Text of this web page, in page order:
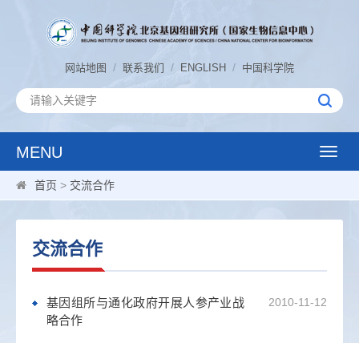
网站地图 / 联系我们 / ENGLISH / 中国科学院
MENU
Toggle
首页 > 交流合作
交流合作
2010-11-12
基因组所与通化政府开展人参产业战
略合作